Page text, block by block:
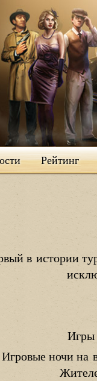
Рейтинг
в истории
Игры
Игровые ночи